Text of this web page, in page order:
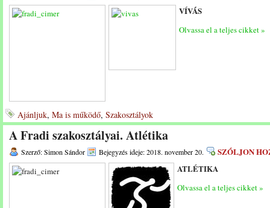
VÍVÁS
Olvassa el a teljes cikket »
Ajánljuk, Ma is működő, Szakosztályok
A Fradi szakosztályai. Atlétika
Szerző: Simon Sándor Bejegyzés ideje: 2018. november 20.
SZÓLJON
ATLÉTIKA
Olvassa el a teljes cikket »